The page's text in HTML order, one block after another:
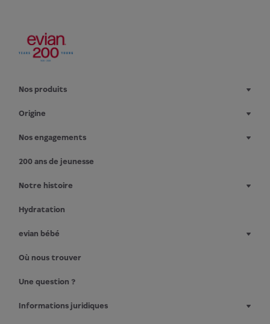
Nos produits
Origine
Nos engagements
200 ans de jeunesse
Notre histoire
Hydratation
evian bébé
Où nous trouver
Une question ?
Informations juridiques